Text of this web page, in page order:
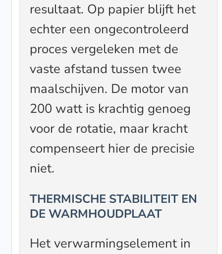
resultaat. Op papier blijft het
echter een ongecontroleerd
proces vergeleken met de
vaste afstand tussen twee
maalschijven. De motor van
200 watt is krachtig genoeg
voor de rotatie, maar kracht
compenseert hier de precisie
niet.
THERMISCHE STABILITEIT EN
DE WARMHOUDPLAAT
Het verwarmingselement in